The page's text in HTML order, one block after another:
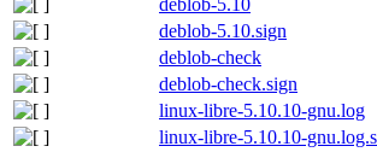
deblob-5.10
deblob-5.10.sign
deblob-check
deblob-check.sign
linux-libre-5.10.10-gnu.log
linux-libre-5.10.10-